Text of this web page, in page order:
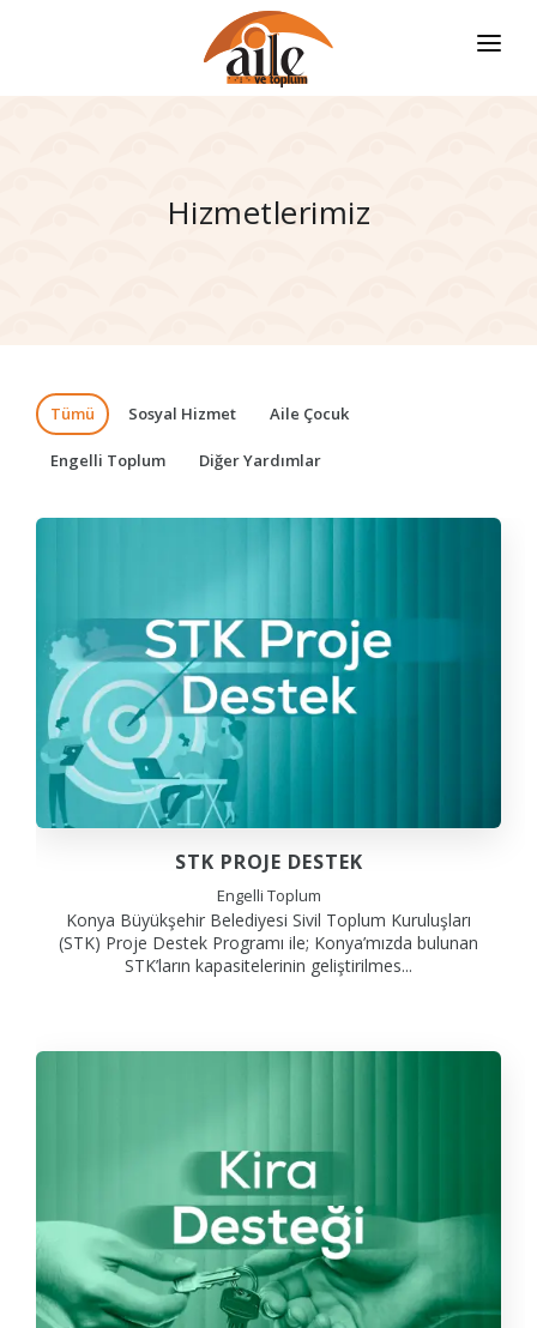
ANASAYFA
NASIL KULLANILIR?Hizmetlerimiz
Tümü Sosyal Hizmet Aile Çocuk
Engelli Toplum Diğer Yardımlar
STK PROJE DESTEK
Engelli Toplum
Konya Büyükşehir Belediyesi Sivil Toplum Kuruluşları
(STK) Proje Destek Programı ile; Konya’mızda bulunan
STK’ların kapasitelerinin geliştirilmes...